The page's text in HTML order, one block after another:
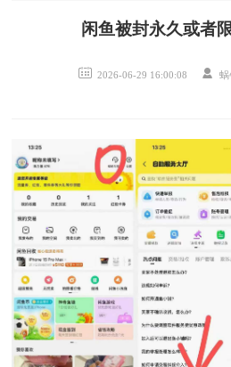
闲鱼被封永久或者
2026-06-29 16:00:08